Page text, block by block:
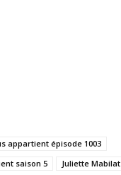
appartient épisode 1003
saison 5
Juliette Mabilat